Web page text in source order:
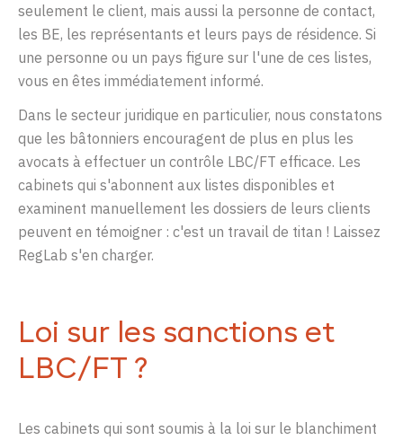
seulement le client, mais aussi la personne de contact,
les BE, les représentants et leurs pays de résidence. Si
une personne ou un pays figure sur l'une de ces listes,
vous en êtes immédiatement informé.
Dans le secteur juridique en particulier, nous constatons
que les bâtonniers encouragent de plus en plus les
avocats à effectuer un contrôle LBC/FT efficace. Les
cabinets qui s'abonnent aux listes disponibles et
examinent manuellement les dossiers de leurs clients
peuvent en témoigner : c'est un travail de titan ! Laissez
RegLab s'en charger.
Loi sur les sanctions et
LBC/FT ?
Les cabinets qui sont soumis à la loi sur le blanchiment